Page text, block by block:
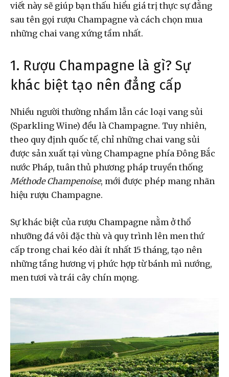
viết này sẽ giúp bạn thấu hiểu giá trị thực sự đằng
sau tên gọi rượu Champagne và cách chọn mua
những chai vang xứng tầm nhất.
1. Rượu Champagne là gì? Sự
khác biệt tạo nên đẳng cấp
Nhiều người thường nhầm lẫn các loại vang sủi
(Sparkling Wine) đều là Champagne. Tuy nhiên,
theo quy định quốc tế, chỉ những chai vang sủi
được sản xuất tại vùng Champagne phía Đông Bắc
nước Pháp, tuân thủ phương pháp truyền thống
Méthode Champenoise, mới được phép mang nhãn
hiệu rượu Champagne.
Sự khác biệt của rượu Champagne nằm ở thổ
nhưỡng đá vôi đặc thù và quy trình lên men thứ
cấp trong chai kéo dài ít nhất 15 tháng, tạo nên
những tầng hương vị phức hợp từ bánh mì nướng,
men tươi và trái cây chín mọng.